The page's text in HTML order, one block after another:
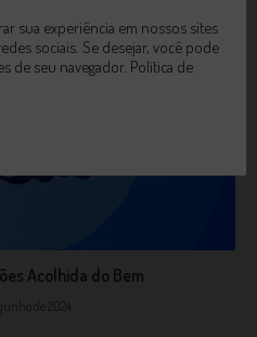
Acolhida do Bem
junho de 2024
sua experiência em nossos sites
sociais. Se desejar, você pode
de seu navegador. Política de